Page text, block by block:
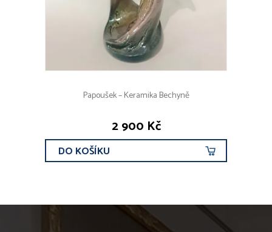
Papoušek – Keramika Bechyně
2 900 Kč
DO KOŠÍKU